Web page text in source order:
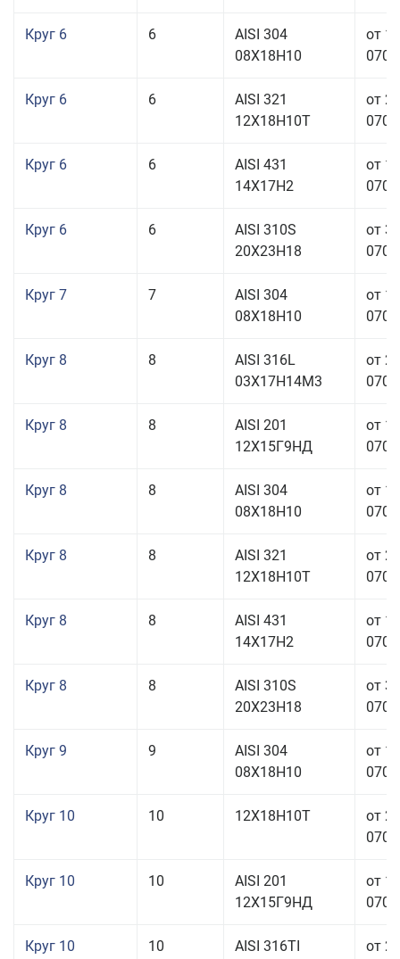
Круг 6 6
AISI 304
08Х18Н10
от
Круг 6 6
AISI 321
12Х18Н10Т
от
Круг 6 6
AISI 431
14Х17Н2
от
Круг 6 6
AISI 310S
20Х23Н18
от
Круг 7 7
AISI 304
08Х18Н10
от
Круг 8 8
AISI 316L
03Х17Н14М3
от
Круг 8 8
AISI 201
12Х15Г9НД
от
Круг 8 8
AISI 304
08Х18Н10
от
Круг 8 8
AISI 321
12Х18Н10Т
от
Круг 8 8
AISI 431
14Х17Н2
от
Круг 8 8
AISI 310S
20Х23Н18
от
Круг 9 9
AISI 304
08Х18Н10
от
Круг 10 10 12Х18Н10Т
от
Круг 10 10
AISI 201
12Х15Г9НД
от
Круг 10 10 AISI 316TI от